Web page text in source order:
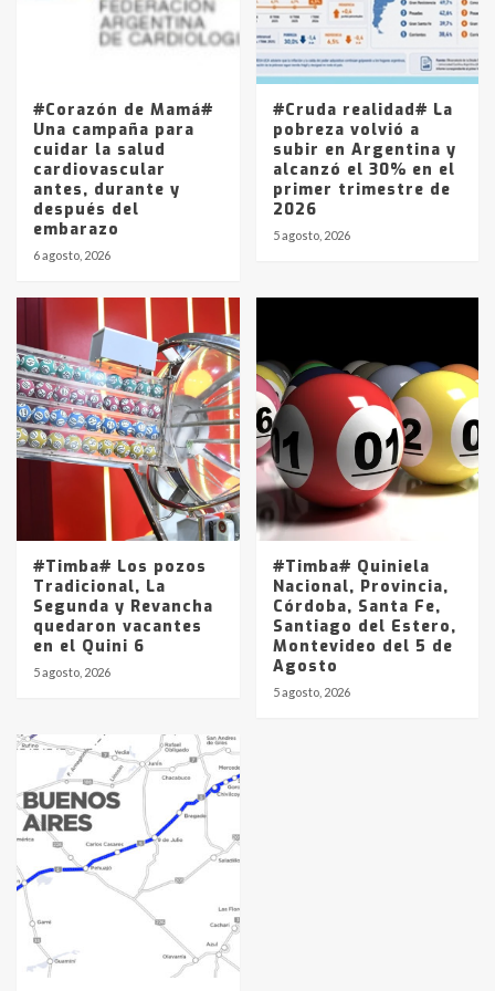
Los precios de los combustibles en
La Pampa, desde YPF hasta Axion
entre 857 a 1338 pesos
#Corazón de Mamá#
Una campaña para
cuidar la salud
cardiovascular
antes, durante y
después del
embarazo
6 agosto, 2026
#Cruda realidad# La
pobreza volvió a
subir en Argentina y
alcanzó el 30% en el
primer trimestre de
2026
5 agosto, 2026
#Timba# Los pozos
Tradicional, La
Segunda y Revancha
quedaron vacantes
en el Quini 6
5 agosto, 2026
#Timba# Quiniela
Nacional, Provincia,
Córdoba, Santa Fe,
Santiago del Estero,
Montevideo del 5 de
Agosto
5 agosto, 2026